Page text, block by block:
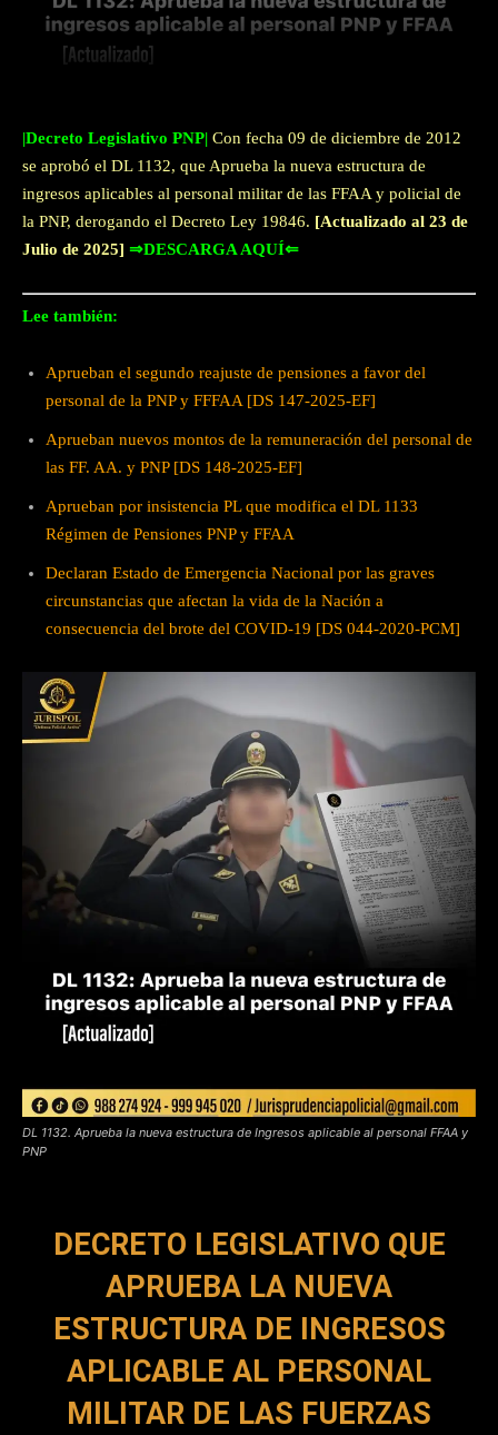
Facebook
|Decreto Legislativo PNP| Con fecha 09 de diciembre de 2012
se aprobó el DL 1132, que Aprueba la nueva estructura de
ingresos aplicables al personal militar de las FFAA y policial de
la PNP, derogando el Decreto Ley 19846. [Actualizado al 23 de
Julio de 2025] ⇒DESCARGA AQUÍ⇐
Lee también:
Aprueban el segundo reajuste de pensiones a favor del
personal de la PNP y FFFAA [DS 147-2025-EF]
Aprueban nuevos montos de la remuneración del personal de
las FF. AA. y PNP [DS 148-2025-EF]
Aprueban por insistencia PL que modifica el DL 1133
Régimen de Pensiones PNP y FFAA
Declaran Estado de Emergencia Nacional por las graves
circunstancias que afectan la vida de la Nación a
consecuencia del brote del COVID-19 [DS 044-2020-PCM]
DL 1132. Aprueba la nueva estructura de Ingresos aplicable al personal FFAA y
PNP
DECRETO LEGISLATIVO QUE
APRUEBA LA NUEVA
ESTRUCTURA DE INGRESOS
APLICABLE AL PERSONAL
MILITAR DE LAS FUERZAS